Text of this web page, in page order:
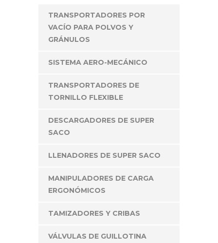
TRANSPORTADORES POR
VACÍO PARA POLVOS Y
GRÁNULOS
SISTEMA AERO-MECÁNICO
TRANSPORTADORES DE
TORNILLO FLEXIBLE
DESCARGADORES DE SUPER
SACO
LLENADORES DE SUPER SACO
MANIPULADORES DE CARGA
ERGONÓMICOS
TAMIZADORES Y CRIBAS
VÁLVULAS DE GUILLOTINA